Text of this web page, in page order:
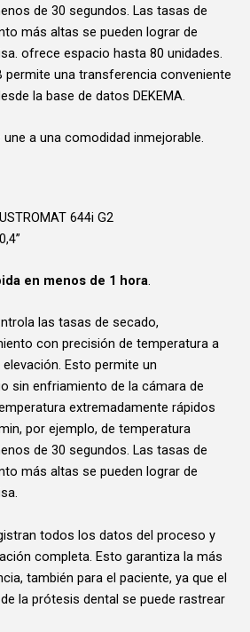
de 30 segundos. Las tasas de
más altas se pueden lograr de
ofrece espacio hasta 80 unidades.
permite una transferencia conveniente
la base de datos DEKEMA.
a una comodidad inmejorable.
644i G2
en menos de 1 hora.
las tasas de secado,
con precisión de temperatura a
Esto permite un
sin enfriamiento de la cámara de
extremadamente rápidos
por ejemplo, de temperatura
de 30 segundos. Las tasas de
más altas se pueden lograr de
todos los datos del proceso y
completa. Esto garantiza la más
también para el paciente, ya que el
la prótesis dental se puede rastrear